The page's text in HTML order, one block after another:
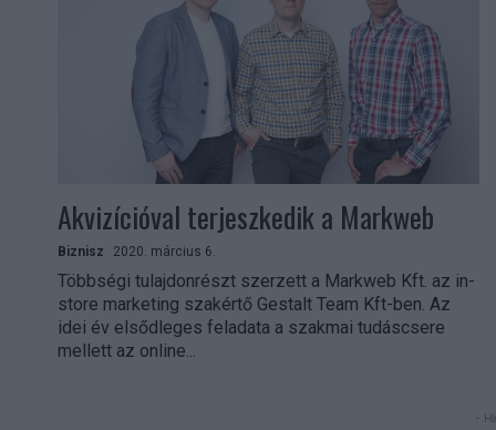
Akvizícióval terjeszkedik a Markweb
Biznisz 2020. március 6.
Többségi tulajdonrészt szerzett a Markweb Kft. az in-
store marketing szakértő Gestalt Team Kft-ben. Az
idei év elsődleges feladata a szakmai tudáscsere
mellett az online...
-